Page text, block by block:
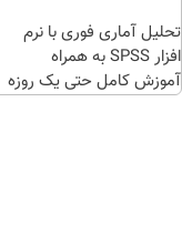
تحلیل آماری فوری با نرم
افزار SPSS به همراه
آموزش کامل حتی یک روزه